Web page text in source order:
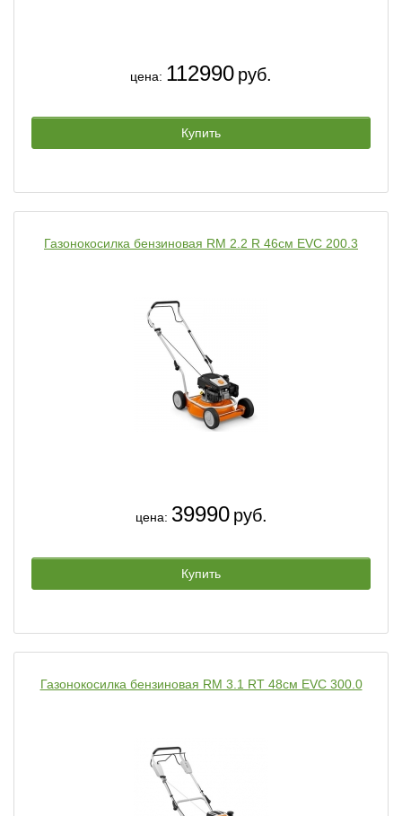
цена: 112990 руб.
Купить
Газонокосилка бензиновая RM 2.2 R 46см EVC 200.3
цена: 39990 руб.
Купить
Газонокосилка бензиновая RM 3.1 RT 48см EVC 300.0